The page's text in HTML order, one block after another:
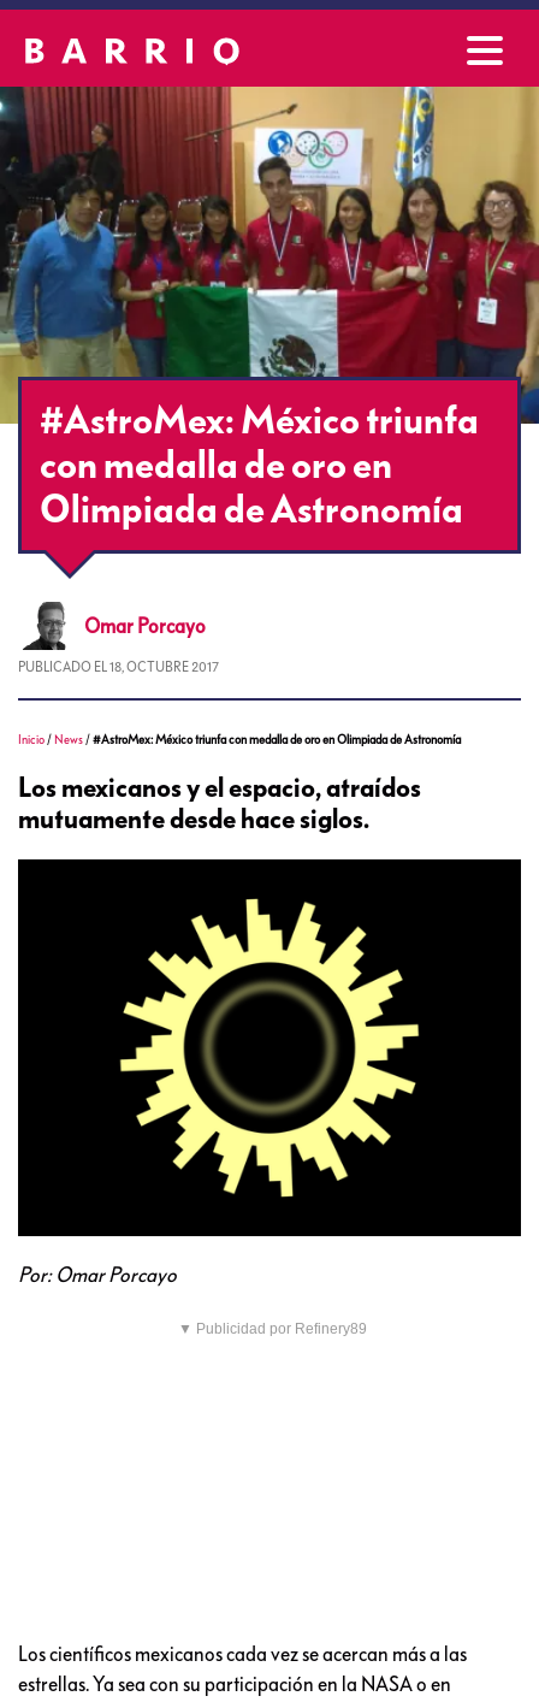
#AstroMex: México triunfa
con medalla de oro en
Olimpiada de Astronomía
Omar Porcayo
PUBLICADO EL 18, OCTUBRE 2017
Inicio / News /#AstroMex: México triunfa con medalla de oro en Olimpiada de Astronomía
Los mexicanos y el espacio, atraídos
mutuamente desde hace siglos.
Por: Omar Porcayo
▼ Publicidad por Refinery89
Los científicos mexicanos cada vez se acercan más a las
estrellas. Ya sea con su participación en la NASA o en